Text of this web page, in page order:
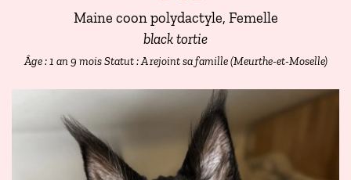
Maine coon polydactyle, Femelle
black tortie
Âge : 1 an 9 moisStatut : A rejoint sa famille (Meurthe-et-Moselle)